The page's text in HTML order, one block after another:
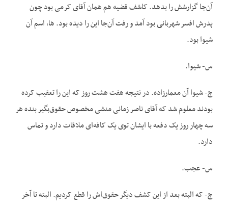
آن‌جا گزارشش را بدهد. کاشف قضیه هم همان آقای کرمی بود چون
پدرش افسر شهربانی بود آمد و رفت آن‌جا این را دیده بود. ها، اسم آن
شیوا بود.
س- شیوا.
ج- شیوا آن معمارزاده. در نتیجه هفت هشت روز که این را تعقیب کرده
بودند معلوم شد که آقای ناصر زمانی منشی مخصوص حقوق‌بگیر بنده هر
سه چهار روز یک دفعه با ایشان توی یک کافه‌ای ملاقات دارد و تماس
دارد.
س- عجب.
ج- که البته بعد از این کشف دیگر حقوق‌اش را قطع کردیم. البته تا آخر